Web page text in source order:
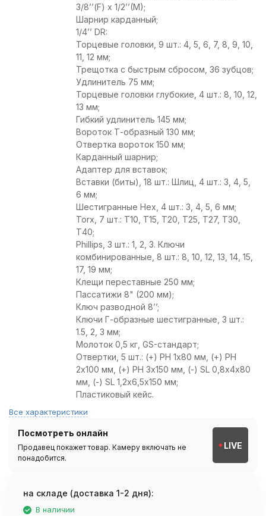
3/8’’(F) x 1/2’’(M);
Шарнир карданный;
1/4’’ DR:
Торцевые головки, 9 шт.: 4, 5, 6, 7, 8, 9, 10,
11, 12 мм;
Трещотка с быстрым сбросом, 36 зубцов;
Удлинитель 75 мм;
Торцевые головки глубокие, 4 шт.: 8, 10, 12,
13 мм;
Гибкий удлинитель 145 мм;
Вороток Т-образный 130 мм;
Отвертка вороток 150 мм;
Карданный шарнир;
Адаптер для вставок;
Вставки (биты), 18 шт.: Шлиц, 4 шт.: 3, 4, 5,
6 мм;
Шестигранные Нех, 4 шт.: 3, 4, 5, 6 мм;
Torx, 7 шт.: Т10, Т15, Т20, Т25, Т27, Т30,
Т40;
Phillips, 3 шт.: 1, 2, 3. Ключи
комбинированные, 8 шт.: 8, 10, 12, 13, 14, 15,
17, 19 мм;
Клещи переставные 250 мм;
Пассатижи 8" (200 мм);
Ключ разводной 8’’;
Ключи Г-образные шестигранные, 3 шт.:
1.5, 2, 3 мм;
Молоток 0,5 кг, GS-стандарт;
Отвертки, 5 шт.: (+) PH 1х80 мм, (+) PH
2х100 мм, (+) PH 3х150 мм, (-) SL 0,8х4х80
мм, (-) SL 1,2х6,5х150 мм;
Пластиковый кейс.
Все характеристики
Посмотреть онлайн
Продавец покажет товар. Камеру включать не
понадобится.
LIVE
на складе (доставка 1-2 дня):
В наличии